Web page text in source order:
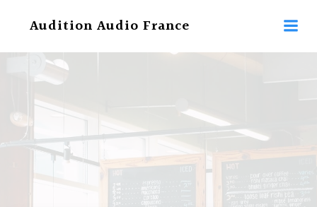
au
Audition Audio France